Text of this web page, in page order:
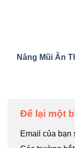
Nâng Mũi Ăn
Để lại một
Email của bạn